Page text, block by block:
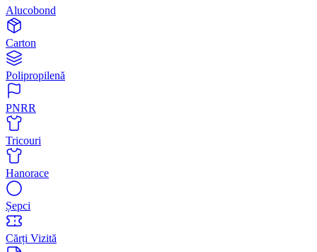
Alucobond
Carton
Polipropilenă
PNRR
Tricouri
Hanorace
Șepci
Cărți Vizită